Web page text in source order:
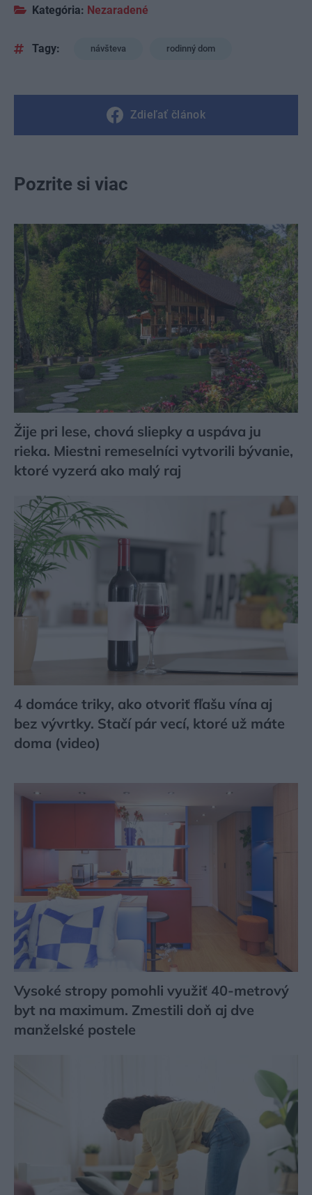
Kategória: Nezaradené
Tagy: návšteva rodinný dom
Zdieľať článok
Pozrite si viac
Žije pri lese, chová sliepky a uspáva ju
rieka. Miestni remeselníci vytvorili bývanie,
ktoré vyzerá ako malý raj
4 domáce triky, ako otvoriť fľašu vína aj
bez vývrtky. Stačí pár vecí, ktoré už máte
doma (video)
Vysoké stropy pomohli využiť 40-metrový
byt na maximum. Zmestili doň aj dve
manželské postele